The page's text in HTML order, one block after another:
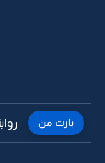
بارت من